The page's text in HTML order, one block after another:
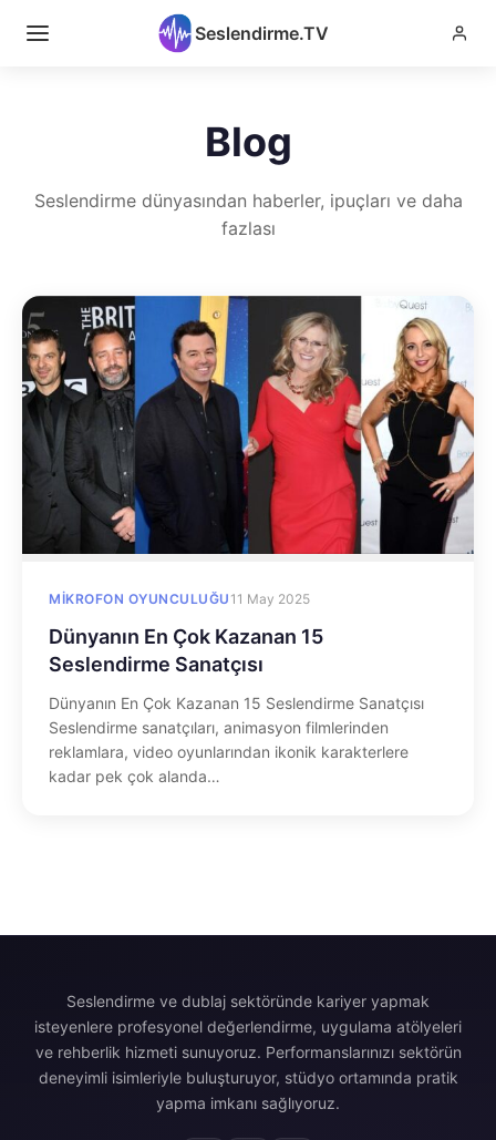
Seslendirme.TV
Blog
Seslendirme dünyasından haberler, ipuçları ve daha
fazlası
MIKROFON OYUNCULUĞU 11 May 2025
Dünyanın En Çok Kazanan 15
Seslendirme Sanatçısı
Dünyanın En Çok Kazanan 15 Seslendirme Sanatçısı
Seslendirme sanatçıları, animasyon filmlerinden
reklamlara, video oyunlarından ikonik karakterlere
kadar pek çok alanda…
Seslendirme ve dublaj sektöründe kariyer yapmak
isteyenlere profesyonel değerlendirme, uygulama atölyeleri
ve rehberlik hizmeti sunuyoruz. Performanslarınızı sektörün
deneyimli isimleriyle buluşturuyor, stüdyo ortamında pratik
yapma imkanı sağlıyoruz.